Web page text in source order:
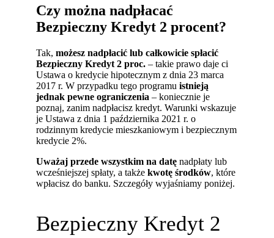
Czy można nadpłacać
Bezpieczny Kredyt 2 procent?
Tak,możesz nadpłacić lub całkowicie spłacić
Bezpieczny Kredyt 2 proc.– takie prawo daje ci
Ustawa o kredycie hipotecznym z dnia 23 marca
2017 r. W przypadku tego programuistnieją
jednak pewne ograniczenia – koniecznie je
poznaj, zanim nadpłacisz kredyt. Warunki wskazuje
je Ustawa z dnia 1 października 2021 r. o
rodzinnym kredycie mieszkaniowym i bezpiecznym
kredycie 2%.
Uważaj przede wszystkim na datę nadpłaty lub
wcześniejszej spłaty, a takżekwotę środków, które
wpłacisz do banku. Szczegóły wyjaśniamy poniżej.
Bezpieczny Kredyt 2